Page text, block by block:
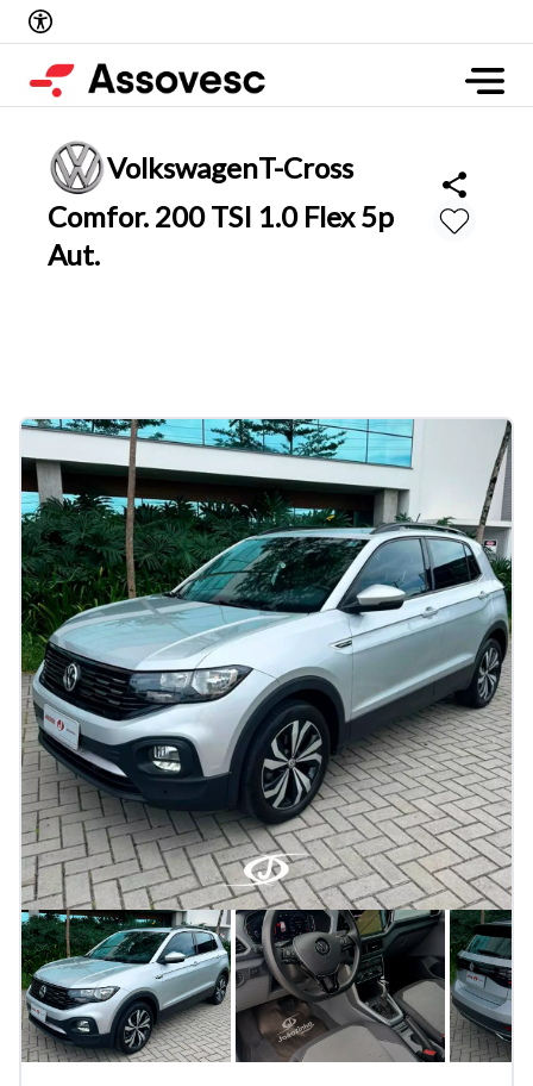
VolkswagenT-Cross
Comfor. 200 TSI 1.0 Flex 5p
Aut.